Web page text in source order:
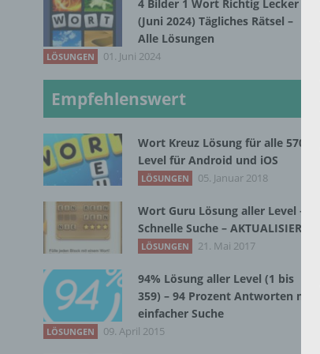
4 Bilder 1 Wort Richtig Lecker
(Juni 2024) Tägliches Rätsel –
Alle Lösungen
LÖSUNGEN 01. Juni 2024
Empfehlenswert
Wort Kreuz Lösung für alle 570
Level für Android und iOS
LÖSUNGEN 05. Januar 2018
Wort Guru Lösung aller Level –
Schnelle Suche – AKTUALISIERT
LÖSUNGEN 21. Mai 2017
94% Lösung aller Level (1 bis
359) – 94 Prozent Antworten mit
einfacher Suche
LÖSUNGEN 09. April 2015